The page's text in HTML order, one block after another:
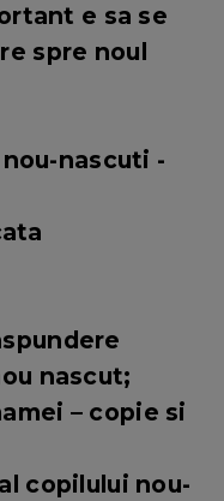
e sa se
spre noul
nascuti -
nascut;
– copie si
copilului nou-